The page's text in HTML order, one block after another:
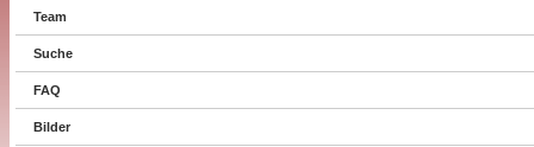
Team
Suche
FAQ
Bilder